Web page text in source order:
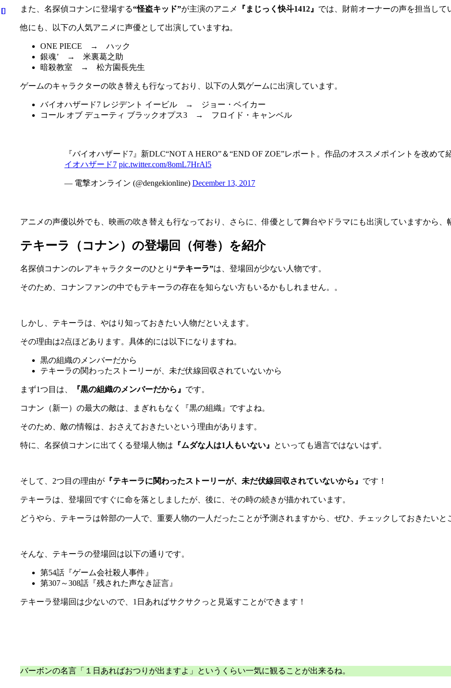
また、名探偵コナンに登場する“怪盗キッド”が主演のアニメ 『まじっく快斗1412』 では、財前オーナーの声を担当して
他にも、以下の人気アニメに声優として出演していますね。
ONE PIECE → ハック
銀魂’ → 米裏葛之助
暗殺教室 → 松方園長先生
ゲームのキャラクターの吹き替えも行なっており、以下の人気ゲームに出演しています。
バイオハザード7 レジデント イービル → ジョー・ベイカー
コール オブ デューティ ブラックオプス3 → フロイド・キャンベル
『バイオハザード7』新DLC“NOT A HERO”＆“END OF ZOE”レポート。作品のオススメポイントを改めて
イオハザード7 pic.twitter.com/8omL7HrAl5
— 電撃オンライン (@dengekionline) December 13, 2017
アニメの声優以外でも、映画の吹き替えも行なっており、さらに、俳優として舞台やドラマにも出演していますから、
テキーラ（コナン）の登場回（何巻）を紹介
名探偵コナンのレアキャラクターのひとり “テキーラ”は、登場回が少ない人物です。
そのため、コナンファンの中でもテキーラの存在を知らない方もいるかもしれません。。
しかし、テキーラは、やはり知っておきたい人物だといえます。
その理由は2点ほどあります。具体的には以下になりますね。
黒の組織のメンバーだから
テキーラの関わったストーリーが、未だ伏線回収されていないから
まず1つ目は、 『黒の組織のメンバーだから』 です。
コナン（新一）の最大の敵は、まぎれもなく『黒の組織』ですよね。
そのため、敵の情報は、おさえておきたいという理由があります。
特に、名探偵コナンに出てくる登場人物は 『ムダな人は1人もいない』 といっても過言ではないはず。
そして、2つ目の理由が 『テキーラに関わったストーリーが、未だ伏線回収されていないから』 です！
テキーラは、登場回ですぐに命を落としましたが、後に、その時の続きが描かれています。
どうやら、テキーラは幹部の一人で、重要人物の一人だったことが予測されますから、ぜひ、チェックしておきたいと
そんな、テキーラの登場回は以下の通りです。
第54話『ゲーム会社殺人事件』
第307～308話『残された声なき証言』
テキーラ登場回は少ないので、1日あればサクサクっと見返すことができます！
バーボンの名言「１日あればおつりが出ますよ」というくらい一気に観ることが出来るね。